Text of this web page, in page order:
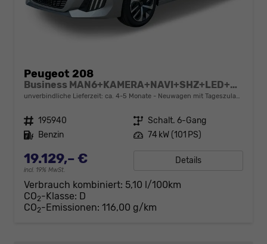
Peugeot 208
Business MAN6+KAMERA+NAVI+SHZ+LED+PDC+TEMPOMAT
unverbindliche Lieferzeit: ca. 4-5 Monate Neuwagen mit Tageszulassung
Fahrzeugnr. 195940 Getriebe Schalt. 6-Gang
Kraftstoff Benzin Leistung 74 kW (101 PS)
19.129,– €
incl. 19% MwSt.
Details
Verbrauch kombiniert: 5,10 l/100km
CO2-Klasse: D
CO2-Emissionen: 116,00 g/km